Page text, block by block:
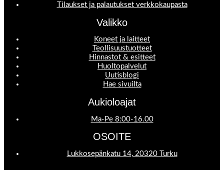
Tilaukset ja palautukset verkkokaupasta
Valikko
Koneet ja laitteet
Teollisuustuotteet
Hinnastot & esitteet
Huoltopalvelut
Uutisblogi
Hae sivuilta
Aukioloajat
Ma-Pe 8:00-16.00
OSOITE
Lukkosepänkatu 14, 20320 Turku